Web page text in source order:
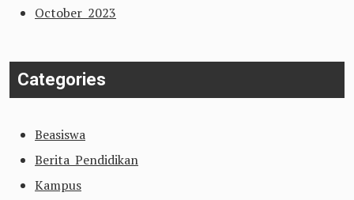
October 2023
Categories
Beasiswa
Berita Pendidikan
Kampus